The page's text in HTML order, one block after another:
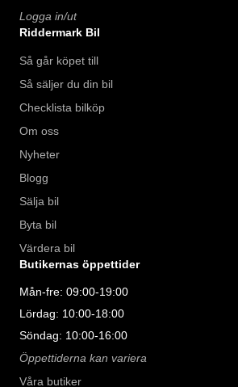
Logga in/ut
Riddermark Bil
Så går köpet till
Så säljer du din bil
Checklista bilköp
Om oss
Nyheter
Blogg
Sälja bil
Byta bil
Värdera bil
Butikernas öppettider
Mån-fre: 09:00-19:00
Lördag: 10:00-18:00
Söndag: 10:00-16:00
Öppettiderna kan variera
Våra butiker